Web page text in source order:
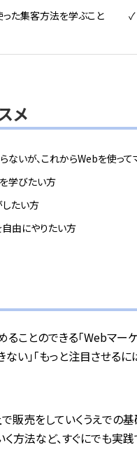
た集客方法を学ぶこと
メ
ないが、これからWebを使っ
学びたい方
たい方
由にやりたい方
ことのできる「Webマー
ない」「もっと注目させる
販売をしていくうえでの
方法など、すぐにでも実